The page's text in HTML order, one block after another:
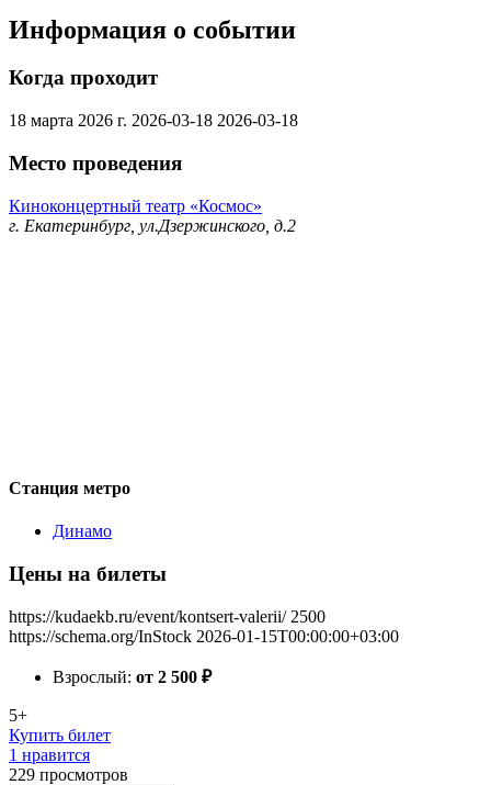
Информация о событии
Когда проходит
18 марта 2026 г. 2026-03-18 2026-03-18
Место проведения
Киноконцертный театр «Космос»
г. Екатеринбург, ул.Дзержинского, д.2
Станция метро
Динамо
Цены на билеты
https://kudaekb.ru/event/kontsert-valerii/ 2500
https://schema.org/InStock 2026-01-15T00:00:00+03:00
Взрослый: от 2 500 ₽
5+
Купить билет
1 нравится
229 просмотров